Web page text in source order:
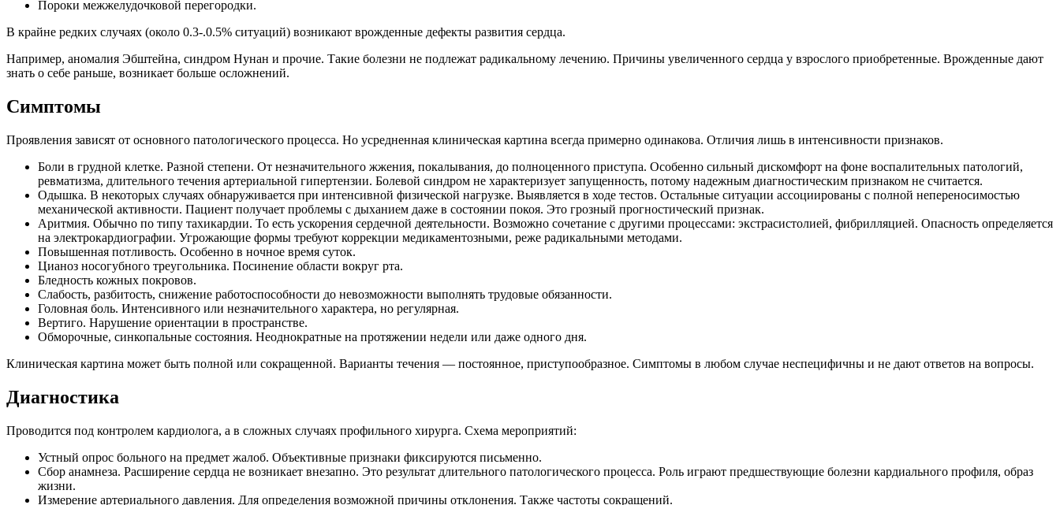
Пороки межжелудочковой перегородки.
В крайне редких случаях (около 0.3-.0.5% ситуаций) возникают врожденные дефекты развития сердца.
Например, аномалия Эбштейна, синдром Нунан и прочие. Такие болезни не подлежат радикальному лечению. Причины увеличенного сердца у взрослого приобретенные. Врожденные дают
знать о себе раньше, возникает больше осложнений.
Симптомы
Проявления зависят от основного патологического процесса. Но усредненная клиническая картина всегда примерно одинакова. Отличия лишь в интенсивности признаков.
Боли в грудной клетке. Разной степени. От незначительного жжения, покалывания, до полноценного приступа. Особенно сильный дискомфорт на фоне воспалительных патологий,
ревматизма, длительного течения артериальной гипертензии. Болевой синдром не характеризует запущенность, потому надежным диагностическим признаком не считается.
Одышка. В некоторых случаях обнаруживается при интенсивной физической нагрузке. Выявляется в ходе тестов. Остальные ситуации ассоциированы с полной непереносимостью
механической активности. Пациент получает проблемы с дыханием даже в состоянии покоя. Это грозный прогностический признак.
Аритмия. Обычно по типу тахикардии. То есть ускорения сердечной деятельности. Возможно сочетание с другими процессами: экстрасистолией, фибрилляцией. Опасность определяется
на электрокардиографии. Угрожающие формы требуют коррекции медикаментозными, реже радикальными методами.
Повышенная потливость. Особенно в ночное время суток.
Цианоз носогубного треугольника. Посинение области вокруг рта.
Бледность кожных покровов.
Слабость, разбитость, снижение работоспособности до невозможности выполнять трудовые обязанности.
Головная боль. Интенсивного или незначительного характера, но регулярная.
Вертиго. Нарушение ориентации в пространстве.
Обморочные, синкопальные состояния. Неоднократные на протяжении недели или даже одного дня.
Клиническая картина может быть полной или сокращенной. Варианты течения — постоянное, приступообразное. Симптомы в любом случае неспецифичны и не дают ответов на вопросы.
Диагностика
Проводится под контролем кардиолога, а в сложных случаях профильного хирурга. Схема мероприятий:
Устный опрос больного на предмет жалоб. Объективные признаки фиксируются письменно.
Сбор анамнеза. Расширение сердца не возникает внезапно. Это результат длительного патологического процесса. Роль играют предшествующие болезни кардиального профиля, образ
жизни.
Измерение артериального давления. Для определения возможной причины отклонения. Также частоты сокращений.